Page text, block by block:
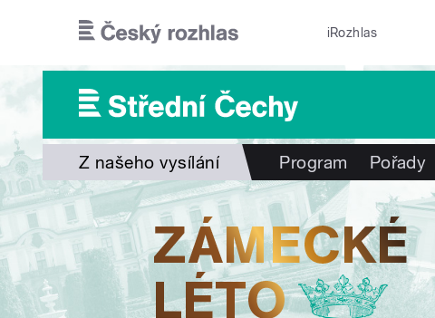
iRozhlas
Z našeho vysílání Program Pořady